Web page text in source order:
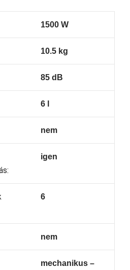
1500 W
10.5 kg
85 dB
6 l
nem
igen
6
nem
mechanikus –